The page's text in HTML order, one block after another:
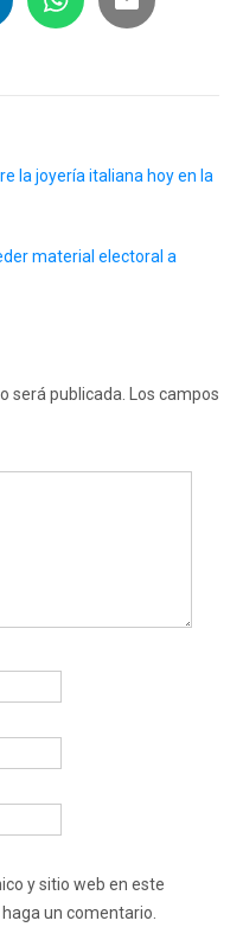
la joyería italiana hoy en la
material electoral a
será publicada.
Los campos
y sitio web en este
un comentario.